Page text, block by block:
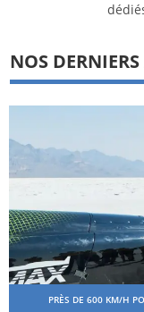
NOS
PRÈS DE 600 KM/H